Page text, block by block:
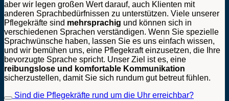
aber wir legen großen Wert darauf, auch Klienten mit
anderen Sprachbedürfnissen zu unterstützen. Viele unserer
Pflegekräfte sind mehrsprachig und können sich in
verschiedenen Sprachen verständigen. Wenn Sie spezielle
Sprachwünsche haben, lassen Sie es uns einfach wissen,
und wir bemühen uns, eine Pflegekraft einzusetzen, die Ihre
bevorzugte Sprache spricht. Unser Ziel ist es, eine
reibungslose und komfortable Kommunikation
sicherzustellen, damit Sie sich rundum gut betreut fühlen.
Sind die Pflegekräfte rund um die Uhr erreichbar?